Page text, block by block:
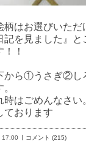
柄はお選びいた
記を見ました』
！
から①うさぎ②
時はごめんなさ
ております
17:00 コメント (215)